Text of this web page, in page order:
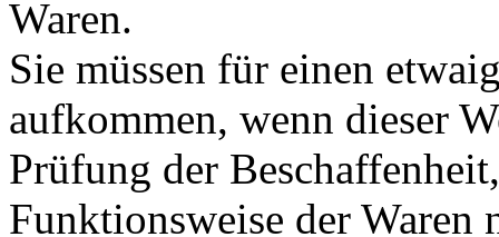
Waren.
Sie müssen für einen
aufkommen, wenn dieser
Prüfung der
Funktionsweise der